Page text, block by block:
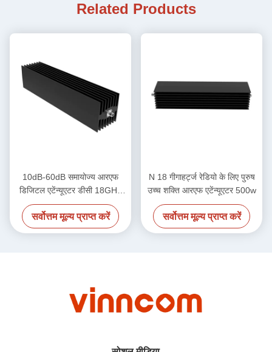
Related Products
10dB-60dB समायोज्य आरएफ
डिजिटल एटेंन्यूएटर डीसी 18GHz
600W N महिला N महिला
सर्वोत्तम मूल्य प्राप्त करें
N 18 गीगाहर्ट्ज रेडियो के लिए पुरुष
उच्च शक्ति आरएफ एटेंन्यूएटर 500w
सर्वोत्तम मूल्य प्राप्त करें